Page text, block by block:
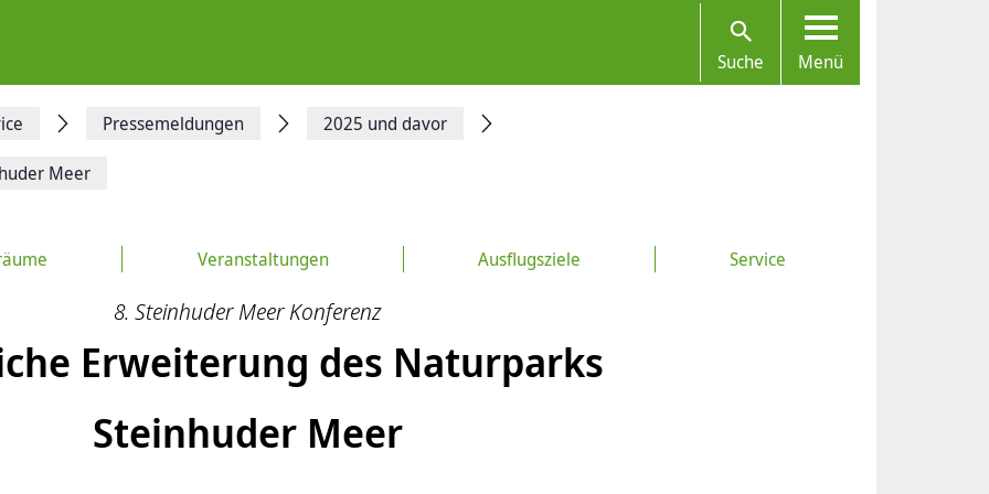
Suche Menü
Pressemeldungen 2025 und davor
Meer
Veranstaltungen Ausflugsziele Service
8. Steinhuder Meer Konferenz
Erweiterung des Naturparks
Steinhuder Meer